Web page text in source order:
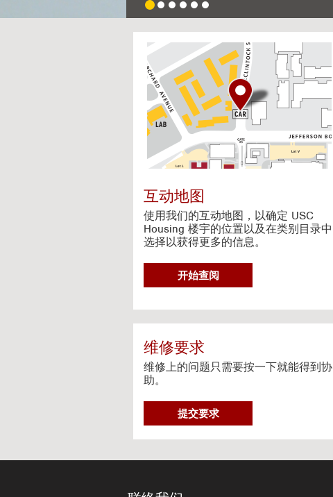
USC
Housing
G
o
n
c
t
i
v
e
p
互动地图
使用我们的互动地图，以确定 USC
Housing 楼宇的位置以及在类别目录中
选择以获得更多的信息。
G
O
N
T
E
A
C
T
I
开始查阅
维修要求
维修上的问题只需要按一下就能得到协
助。
提交要求维
修
要